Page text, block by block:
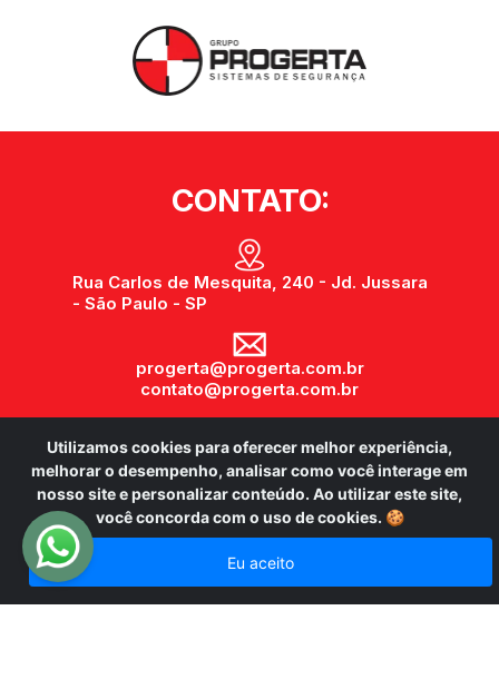
Utilizamos cookies para oferecer melhor experiência,
melhorar o desempenho, analisar como você interage em
nosso site e personalizar conteúdo. Ao utilizar este site,
você concorda com o uso de cookies. 🍪
Eu aceito
CONTATO:
Rua Carlos de Mesquita, 240 - Jd. Jussara
- São Paulo - SP
progerta@progerta.com.br
contato@progerta.com.br
(11) 3743-0743
@progerta.sistema.de.seguranca
Desenvolvido por: